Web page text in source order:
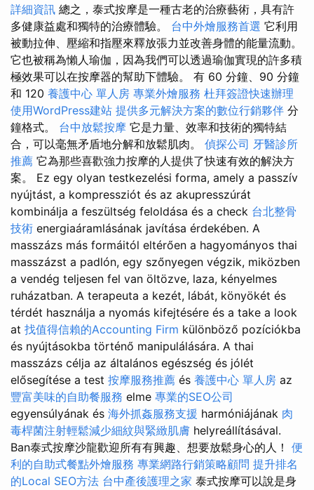
詳細資訊 總之，泰式按摩是一種古老的治療藝術，具有許
多健康益處和獨特的治療體驗。 台中外燴服務首選 它利用
被動拉伸、壓縮和指壓來釋放張力並改善身體的能量流動。
它也被稱為懶人瑜伽，因為我們可以透過瑜伽實現的許多積
極效果可以在按摩器的幫助下體驗。 有 60 分鐘、90 分鐘
和 120 養護中心 單人房 專業外燴服務 杜拜簽證快速辦理
使用WordPress建站 提供多元解決方案的數位行銷夥伴 分
鐘格式。 台中放鬆按摩 它是力量、效率和技術的獨特結
合，可以毫無矛盾地分解和放鬆肌肉。 偵探公司 牙醫診所
推薦 它為那些喜歡強力按摩的人提供了快速有效的解決方
案。 Ez egy olyan testkezelési forma, amely a passzív
nyújtást, a kompressziót és az akupresszúrát
kombinálja a feszültség feloldása és a check 台北整骨
技術 energiaáramlásának javítása érdekében. A
masszázs más formáitól eltérően a hagyományos thai
masszázst a padlón, egy szőnyegen végzik, miközben
a vendég teljesen fel van öltözve, laza, kényelmes
ruházatban. A terapeuta a kezét, lábát, könyökét és
térdét használja a nyomás kifejtésére és a take a look
at 找值得信賴的Accounting Firm különböző pozíciókba
és nyújtásokba történő manipulálására. A thai
masszázs célja az általános egészség és jólét
elősegítése a test 按摩服務推薦 és 養護中心 單人房 az
豐富美味的自助餐服務 elme 專業的SEO公司
egyensúlyának és 海外抓姦服務支援 harmóniájának 肉
毒桿菌注射輕鬆減少細紋與緊緻肌膚 helyreállításával.
Ban泰式按摩沙龍歡迎所有有興趣、想要放鬆身心的人！ 便
利的自助式餐點外燴服務 專業網路行銷策略顧問 提升排名
的Local SEO方法 台中產後護理之家 泰式按摩可以說是身